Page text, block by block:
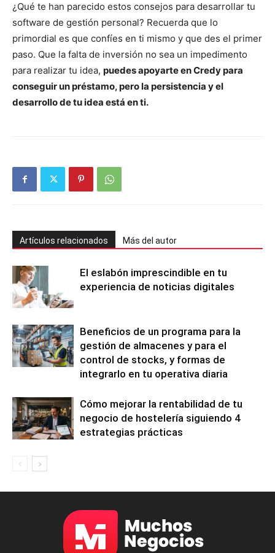
¿Qué te han parecido estos consejos para desarrollar tu
software de gestión personal? Recuerda que lo
primordial es que confíes en ti mismo y que des el primer
paso. Que la falta de inversión no sea un impedimento
para realizar tu idea, puedes apoyarte en Credy para
conseguir un préstamo, pero la persistencia y el
desarrollo de tu idea está en ti.
Artículos relacionados Más del autor
El eslabón imprescindible en tu
experiencia de noticias digitales
Beneficios de un programa para la
gestión de almacenes y para el
control de stocks, y formas de
integrarlo en tu operativa diaria
Cómo mejorar la rentabilidad de tu
negocio de hostelería siguiendo 4
estrategias prácticas